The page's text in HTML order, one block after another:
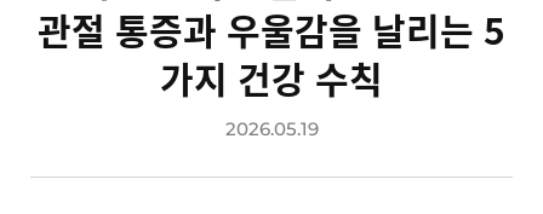
관절 통증과 우울감을 날리는 5
가지 건강 수칙
2026.05.19